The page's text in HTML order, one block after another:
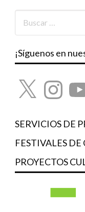
¡Síguenos en
X Instagram
SERVICIOS DE
FESTIVALES
PROYECTOS